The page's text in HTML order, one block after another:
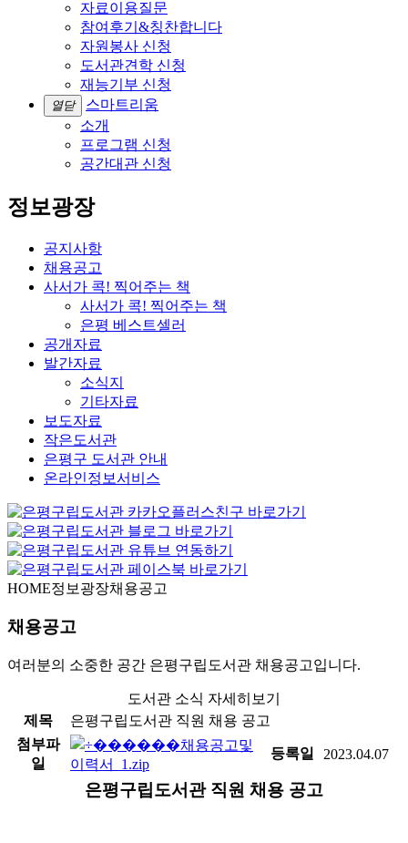
자료이용질문
참여후기&칭찬합니다
자원봉사 신청
도서관견학 신청
재능기부 신청
열닫
스마트리움
소개
프로그램 신청
공간대관 신청
정보광장
공지사항
채용공고
사서가 콕! 찍어주는 책
사서가 콕! 찍어주는 책
은평 베스트셀러
공개자료
발간자료
소식지
기타자료
보도자료
작은도서관
은평구 도서관 안내
온라인정보서비스
HOME정보광장채용공고
채용공고
여러분의 소중한 공간 은평구립도서관 채용공고입니다.
도서관 소식 자세히보기
제목
은평구립도서관 직원 채용 공고
첨부파
일
채용공고및
이력서_1.zip
등록일 2023.04.07
은평구립도서관 직원 채용 공고